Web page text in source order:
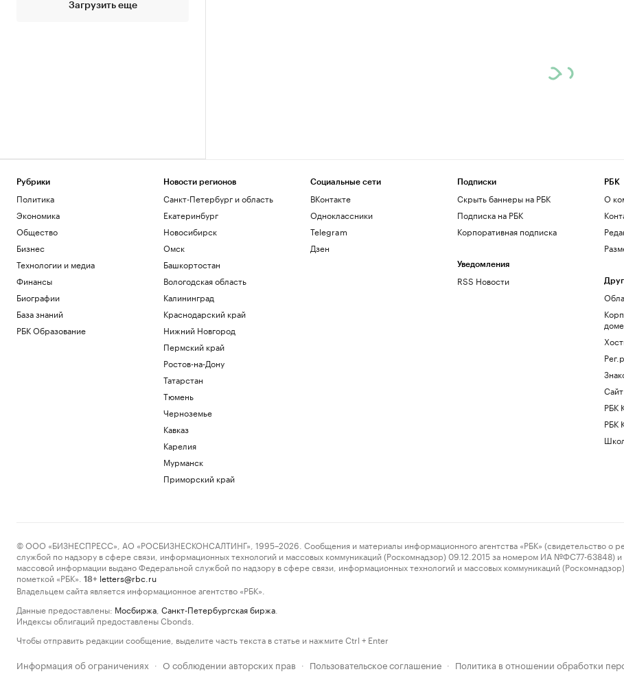
Загрузить еще
Рубрики
Политика
Экономика
Общество
Бизнес
Технологии и медиа
Финансы
Биографии
База знаний
РБК Образование
Новости регионов
Санкт-Петербург и область
Екатеринбург
Новосибирск
Омск
Башкортостан
Вологодская область
Калининград
Краснодарский край
Нижний Новгород
Пермский край
Ростов-на-Дону
Татарстан
Тюмень
Черноземье
Кавказ
Карелия
Мурманск
Приморский край
Социальные сети
ВКонтакте
Одноклассники
Telegram
Дзен
Подписки
Скрыть баннеры на РБК
Подписка на РБК
Корпоративная подписка
Уведомления
RSS Новости
РБК
О
РБК
РБК
© ООО «БИЗНЕСПРЕСС», АО «РОСБИЗНЕСКОНСАЛТИНГ», 1995–2026. Сообщения и материалы информационного агентства «РБК» (свидетельство о
службой по надзору в сфере связи, информационных технологий и массовых коммуникаций (Роскомнадзор) 09.12.2015 за номером ИА №ФС77-63848) и
массовой информации выдано Федеральной службой по надзору в сфере связи, информационных технологий и массовых коммуникаций
пометкой «РБК».
18+ letters@rbc.ru
Владельцем сайта является информационное агентство «РБК».
Данные предоставлены: Мосбиржа Санкт-Петербургская биржа
Индексы облигаций предоставлены Cbonds.
Чтобы отправить редакции сообщение, выделите часть текста в статье и нажмите Ctrl + Enter
Информация об ограничениях · О соблюдении авторских прав · Пользовательское соглашение · Политика в отношении обработки